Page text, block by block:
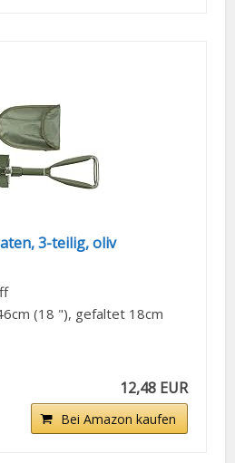
3-teilig, oliv
(18 "), gefaltet 18cm
12,48 EUR
Bei Amazon kaufen